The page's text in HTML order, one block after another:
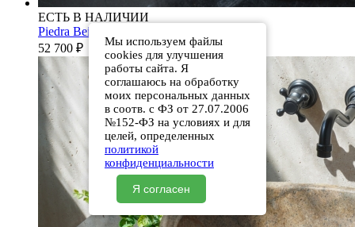
ЕСТЬ В НАЛИЧИИ
Piedra Beige S286 00501111613
52 700 ₽
Мы используем файлы
cookies для улучшения
работы сайта. Я
соглашаюсь на обработку
моих персональных данных
в соотв. с ФЗ от 27.07.2006
№152-ФЗ на условиях и для
целей, определенных
политикой
конфиденциальности
Я согласен